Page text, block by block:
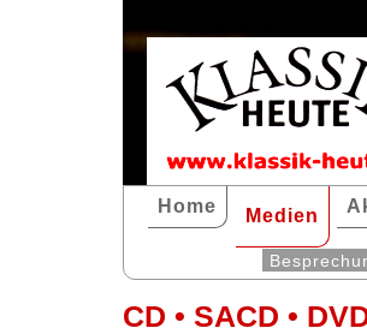
Home Medien
CD • SACD •